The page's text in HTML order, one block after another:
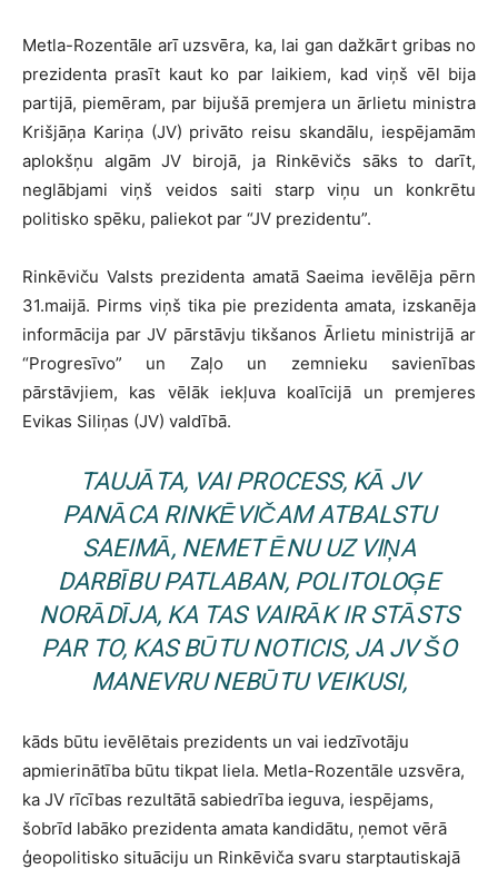
Metla-Rozentāle arī uzsvēra, ka, lai gan dažkārt gribas no
prezidenta prasīt kaut ko par laikiem, kad viņš vēl bija
partijā, piemēram, par bijušā premjera un ārlietu ministra
Krišjāņa Kariņa (JV) privāto reisu skandālu, iespējamām
aplokšņu algām JV birojā, ja Rinkēvičs sāks to darīt,
neglābjami viņš veidos saiti starp viņu un konkrētu
politisko spēku, paliekot par “JV prezidentu”.
Rinkēviču Valsts prezidenta amatā Saeima ievēlēja pērn
31.maijā. Pirms viņš tika pie prezidenta amata, izskanēja
informācija par JV pārstāvju tikšanos Ārlietu ministrijā ar
“Progresīvo” un Zaļo un zemnieku savienības
pārstāvjiem, kas vēlāk iekļuva koalīcijā un premjeres
Evikas Siliņas (JV) valdībā.
TAUJĀTA, VAI PROCESS, KĀ JV
PANĀCA RINKĒVIČAM ATBALSTU
SAEIMĀ, NEMET ĒNU UZ VIŅA
DARBĪBU PATLABAN, POLITOLOĢE
NORĀDĪJA, KA TAS VAIRĀK IR STĀSTS
PAR TO, KAS BŪTU NOTICIS, JA JV ŠO
MANEVRU NEBŪTU VEIKUSI,
kāds būtu ievēlētais prezidents un vai iedzīvotāju
apmierinātība būtu tikpat liela. Metla-Rozentāle uzsvēra,
ka JV rīcības rezultātā sabiedrība ieguva, iespējams,
šobrīd labāko prezidenta amata kandidātu, ņemot vērā
ģeopolitisko situāciju un Rinkēviča svaru starptautiskajā